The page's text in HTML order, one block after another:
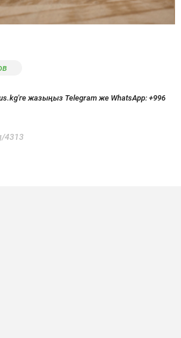
жазыңыз Telegram же WhatsApp: +996
4313